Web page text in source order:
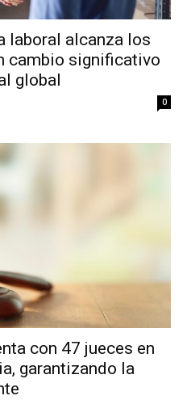
laboral alcanza los
cambio significativo
global
0
con 47 jueces en
garantizando la